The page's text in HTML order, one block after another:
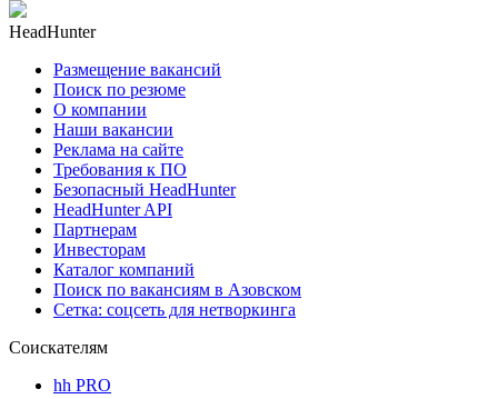
HeadHunter
Размещение вакансий
Поиск по резюме
О компании
Наши вакансии
Реклама на сайте
Требования к ПО
Безопасный HeadHunter
HeadHunter API
Партнерам
Инвесторам
Каталог компаний
Поиск по вакансиям в Азовском
Сетка: соцсеть для нетворкинга
Соискателям
hh PRO